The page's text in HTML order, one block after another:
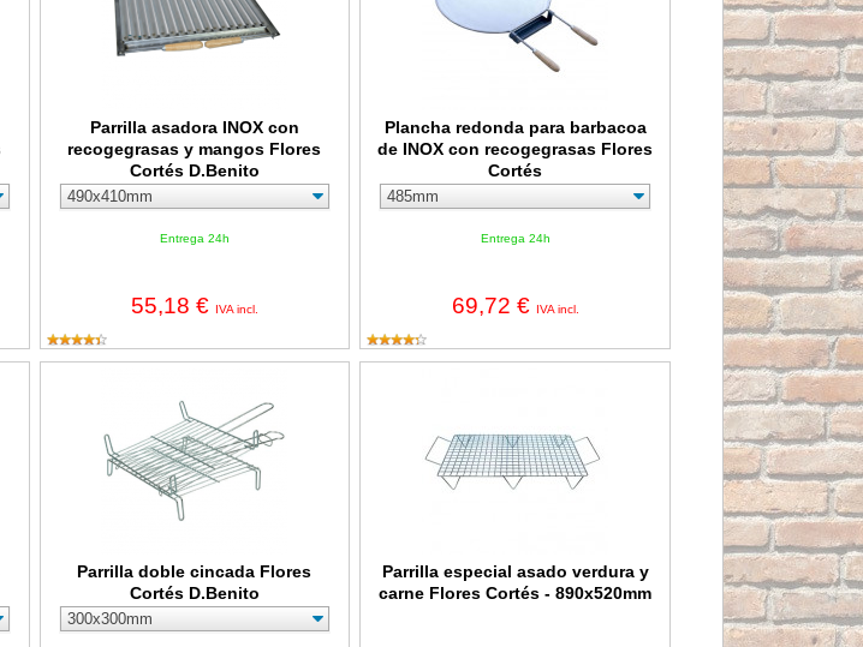
Parrilla asadora INOX con
recogegrasas y mangos Flores
Cortés D.Benito
Entrega 24h
55,18 € IVA incl.
Plancha redonda para barbacoa
de INOX con recogegrasas Flores
Cortés
Entrega 24h
69,72 € IVA incl.
Parrilla doble cincada Flores
Cortés D.Benito
Parrilla especial asado verdura y
carne Flores Cortés - 890x520mm
Parrilla especial asado verdura y carne Flores Cortés -